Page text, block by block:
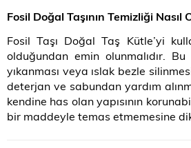
Fosil Doğal Taşının Temizliği Nasıl
Fosil Taşı Doğal Taş Kütle’yi
olduğundan emin olunmalıdır.
yıkanması veya ıslak bezle
deterjan ve sabundan yardım
kendine has olan yapısının
bir maddeyle temas etmemesine